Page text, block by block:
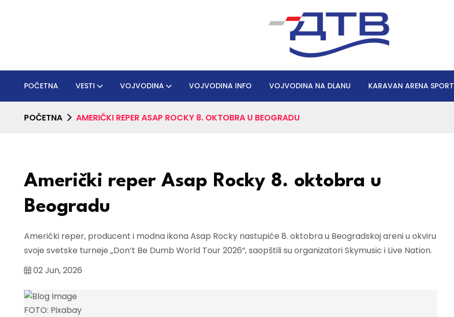
POČETNA VESTI VOJVODINA VOJVODINA INFO VOJVODINA NA DLANU KARAVAN ARENA SPORT
POČETNA AMERIČKI REPER ASAP ROCKY 8. OKTOBRA U BEOGRADU
Američki reper Asap Rocky 8. oktobra u
Beogradu
Američki reper, producent i modna ikona Asap Rocky nastupiće 8. oktobra u Beogradskoj areni u okviru
svoje svetske turneje „Don’t Be Dumb World Tour 2026“, saopštili su organizatori Skymusic i Live Nation.
02 Jun, 2026
FOTO: Pixabay